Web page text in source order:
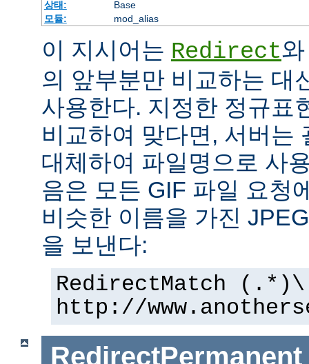
상태:
Base
모듈:
mod_alias
이 지시어는 Redirect
의 앞부분만 비교하는 대
사용한다. 지정한 정규표
비교하여 맞다면, 서버는
대체하여 파일명으로 사
음은 모든 GIF 파일 요청
비슷한 이름을 가진
을 보낸다:
RedirectMatch
http://
RedirectPermanent